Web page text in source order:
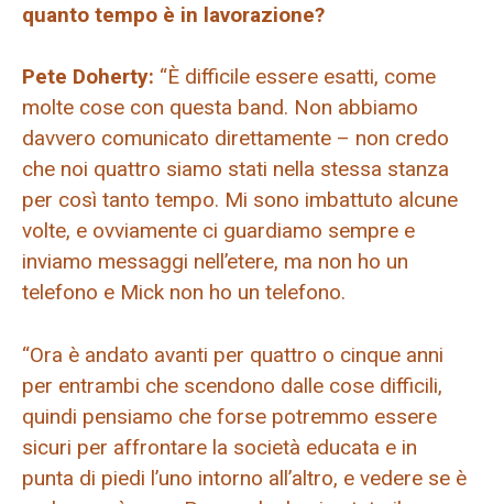
quanto tempo è in lavorazione?
Pete Doherty: “È difficile essere esatti, come
molte cose con questa band. Non abbiamo
davvero comunicato direttamente – non credo
che noi quattro siamo stati nella stessa stanza
per così tanto tempo. Mi sono imbattuto alcune
volte, e ovviamente ci guardiamo sempre e
inviamo messaggi nell’etere, ma non ho un
telefono e Mick non ho un telefono.
“Ora è andato avanti per quattro o cinque anni
per entrambi che scendono dalle cose difficili,
quindi pensiamo che forse potremmo essere
sicuri per affrontare la società educata e in
punta di piedi l’uno intorno all’altro, e vedere se è